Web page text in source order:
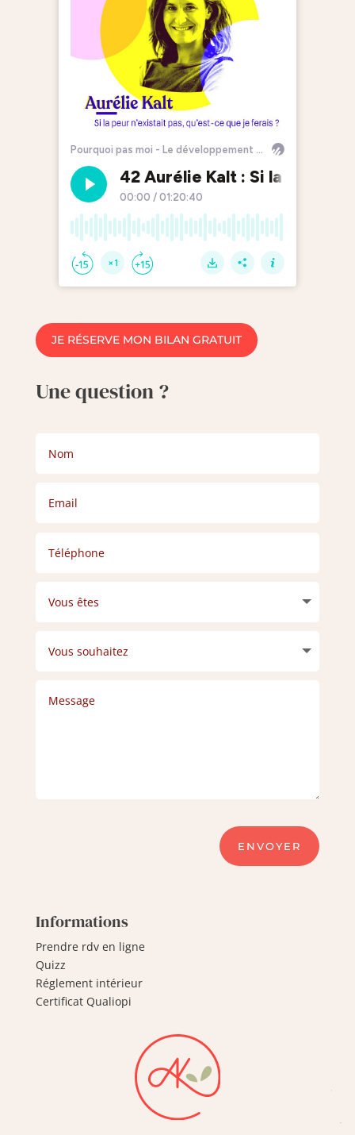
JE RÉSERVE MON BILAN GRATUIT
Une question ?
ENVOYER
Informations
Prendre rdv en ligne
Quizz
Réglement intérieur
Certificat Qualiopi